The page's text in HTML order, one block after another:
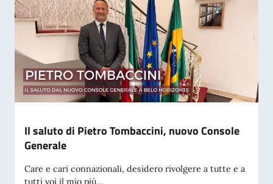
Il saluto di Pietro Tombaccini, nuovo Console
Generale
Care e cari connazionali, desidero rivolgere a tutte e a
tutti voi il mio più...